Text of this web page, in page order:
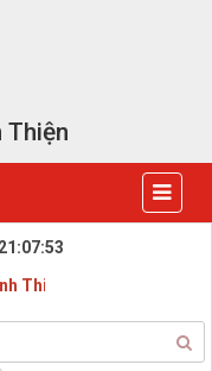
Thiện
21:07:53
Thiện